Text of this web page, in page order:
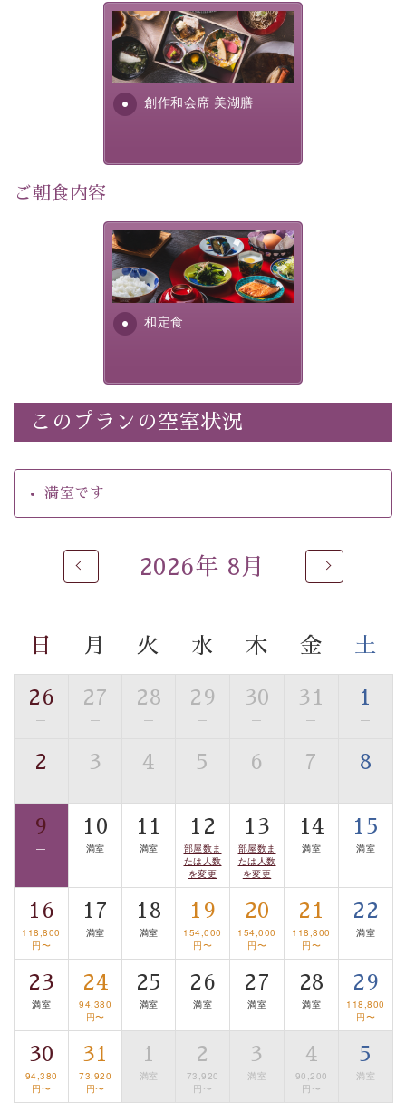
落防止ワイヤーを設置しております。
-----------【安心への取り組み】----------
個室料亭、貸切風呂のご利用が可能な上、 安心安全にご
滞在いただけるよう
30項目以上からなる独自の衛生・消毒プログラムの基、
■内容&特典■
・露天風呂付き客室のご利用
・朝夕個室料亭で個室食
・諏訪大社4社を巡る無料参拝バス（事前予約制）
・館内着をご用意
・就寝用パジャマをご用意
・環境に配慮したアメニティをご用意
・チェックイン15時、チェックアウト10時
・朝夕個室料亭で個室食
・夕食は地産地消の創作和会席 美湖膳（二十四節気と
いう昔の暦による料理表現）
・朝食はこだわりの味噌汁をはじめとした和定食
【温泉】
の効果が高い、極めて希有な源泉です。身も心も癒され
るご入浴をお愉しみください。
温泉の成分に合わせ、防菌防カビの特殊素材の畳を使
す。
ご了承のほどお願いいたします。
■貸切温泉風呂 （40分2000円）
眺望はございませんが、源泉掛け流しの温泉の質を楽し
む貸切温泉風呂です。ゆったりといやされるプライベー
トな空間をお愉しみください。
【旅】
■諏訪大社4社を巡る無料参拝バス
豊富な知識を持ったドライバー兼ガイドが諏訪大社をご
案内します。事前ご予約制ですので、ご利用ご希望の方
は【3日前まで】にお電話ください。
※交通規制などにより運行できない日がございます
※年末年始及び御柱祭前後は運行しておりません
創作和会席 美湖膳
美湖膳とは諏訪の地で特別を
提供する為に料理長・神原 裕
明が考え出した創作和会席で
す。美しい諏訪湖の幸...
ご朝食内容
和定食
さっぱりとした和食膳に使わ
れる食材は、諏訪の名産品を
ふんだんに取り入れ、安心・
安全を心掛けた長野県産...
このプランの空室状況
満室です
2026年 8月
日 月 火 水 木 金 土
26
—
27
—
28
—
29
—
30
—
31
—
1
—
2
—
3
—
4
—
5
—
6
—
7
—
8
—
9
—
10
満室
11
満室
12
部屋数ま
たは人数
を変更
13
部屋数ま
たは人数
を変更
14
満室
15
満室
16
118,800
円〜
17
満室
18
満室
19
154,000
円〜
20
154,000
円〜
21
118,800
円〜
22
満室
23
満室
24
94,380
円〜
25
満室
26
満室
27
満室
28
満室
29
118,800
円〜
30
94,380
円〜
31
73,920
円〜
1
満室
2
73,920
円〜
3
満室
4
90,200
円〜
5
満室